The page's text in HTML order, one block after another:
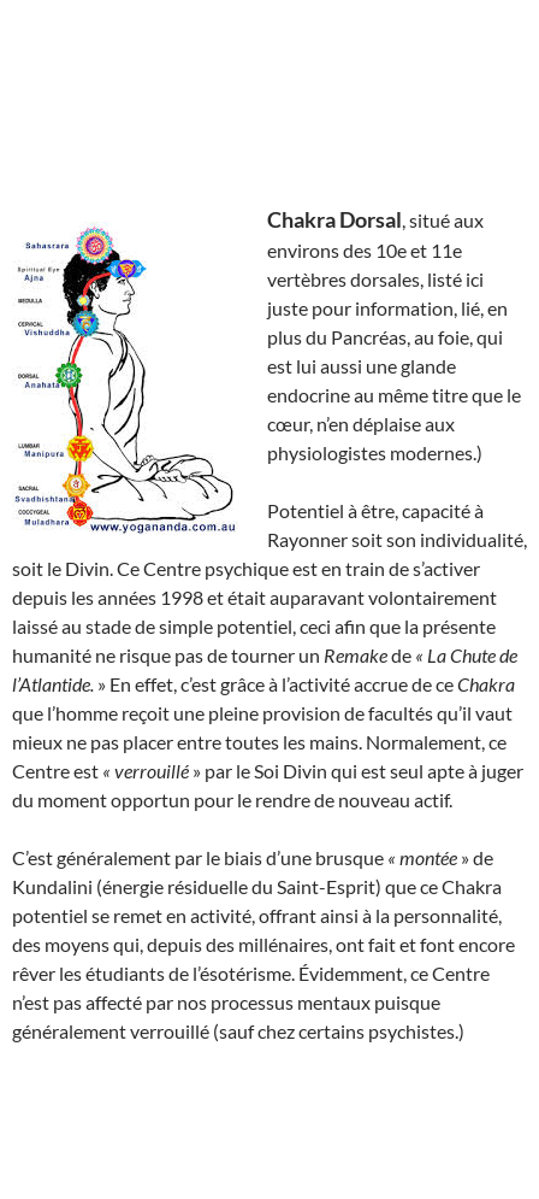
Chakra Dorsal, situé aux
environs des 10e et 11e
vertèbres dorsales, listé ici
juste pour information, lié, en
plus du Pancréas, au foie, qui
est lui aussi une glande
endocrine au même titre que le
cœur, n’en déplaise aux
physiologistes modernes.)
Potentiel à être, capacité à
Rayonner soit son individualité,
soit le Divin. Ce Centre psychique est en train de s’activer
depuis les années 1998 et était auparavant volontairement
laissé au stade de simple potentiel, ceci afin que la présente
humanité ne risque pas de tourner un Remakede « La Chute de
l’Atlantide. » En effet, c’est grâce à l’activité accrue de ceChakra
que l’homme reçoit une pleine provision de facultés qu’il vaut
mieux ne pas placer entre toutes les mains. Normalement, ce
Centre est « verrouillé » par le Soi Divin qui est seul apte à juger
du moment opportun pour le rendre de nouveau actif.
C’est généralement par le biais d’une brusque « montée » de
Kundalini (énergie résiduelle du Saint-Esprit) que ce Chakra
potentiel se remet en activité, offrant ainsi à la personnalité,
des moyens qui, depuis des millénaires, ont fait et font encore
rêver les étudiants de l’ésotérisme. Évidemment, ce Centre
n’est pas affecté par nos processus mentaux puisque
généralement verrouillé (sauf chez certains psychistes.)